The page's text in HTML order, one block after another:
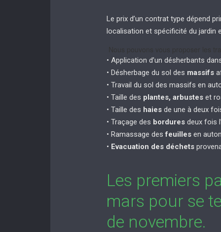
Le prix d’un contrat type dépend
localisation et spécificité du jardin
• Application d’un désherbants
• Désherbage du sol des massifs
• Travail du sol des massifs en
• Taille des plantes, arbusteset
• Taille des haiesde une à deux
• Traçage des borduresdeux fois
• Ramassage desfeuillesen
• Evacuation des déchets
Les premiers
mars pour se
de novembre.